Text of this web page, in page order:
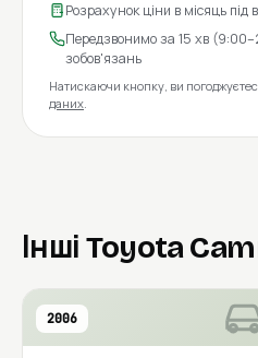
Розрахунок ціни в місяць під
Передзвонимо за 15 хв
зобов'язань
Натискаючи кнопку, ви
даних.
Інші Toyota
2006